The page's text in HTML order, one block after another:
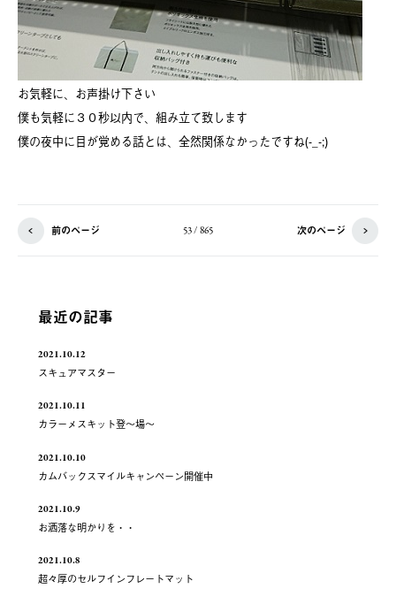
お気軽に、お声掛け下さい
僕も気軽に３０秒以内で、組み立て致します
僕の夜中に目が覚める話とは、全然関係なかったですね(-_-;)
前のページ 53 / 865 次のページ
最近の記事
2021.10.12
スキュアマスター
2021.10.11
カラーメスキット登～場～
2021.10.10
カムバックスマイルキャンペーン開催中
2021.10.9
お洒落な明かりを・・
2021.10.8
超々厚のセルフインフレートマット